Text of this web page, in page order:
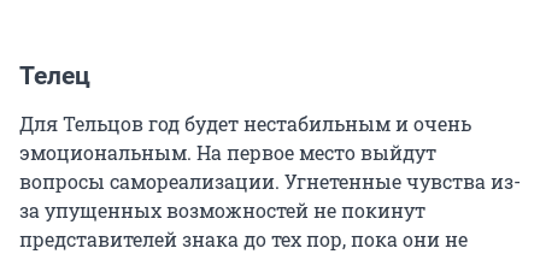
Телец
Для Тельцов год будет нестабильным и очень
эмоциональным. На первое место выйдут
вопросы самореализации. Угнетенные чувства из-
за упущенных возможностей не покинут
представителей знака до тех пор, пока они не